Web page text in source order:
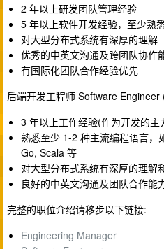
2 年以上研发团队管理经验
5 年以上软件开发经验，至少熟
对大型分布式系统有深厚的理解
优秀的中英文沟通及跨团队协作
有国际化团队合作经验优先
后端开发工程师 Software
3 年以上工作经验(作为开发的
熟悉至少 1-2 种主流编程语言
Go, Scala 等
对大型分布式系统有深厚的理解
良好的中英文沟通及团队合作能
完整的职位介绍请移步以下链接:
Engineering Manager